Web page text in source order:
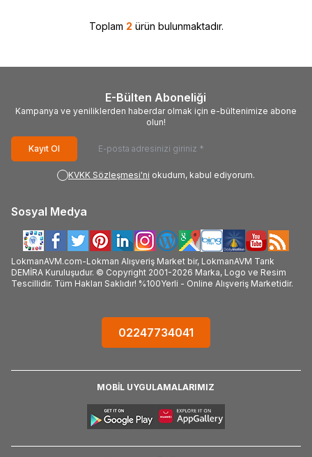
Toplam 2 ürün bulunmaktadır.
E-Bülten Aboneliği
Kampanya ve yeniliklerden haberdar olmak için e-bültenimize abone
olun!
Kayıt Ol
KVKK Sözleşmesi'ni okudum, kabul ediyorum.
Sosyal Medya
LokmanAVM.com-Lokman Alışveriş Market bir, LokmanAVM Tarık
DEMİRA Kuruluşudur. © Copyright 2001-2026 Marka, Logo ve Resim
Tescillidir. Tüm Hakları Saklıdır! %100Yerli - Online Alışveriş Marketidir.
02247734041
MOBİL UYGULAMALARIMIZ